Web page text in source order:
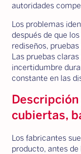
autoridades
Los problemas
después de que
rediseños,
Las pruebas
incertidumbre
constante en las
cubiertas,
Los fabricantes
producto, antes